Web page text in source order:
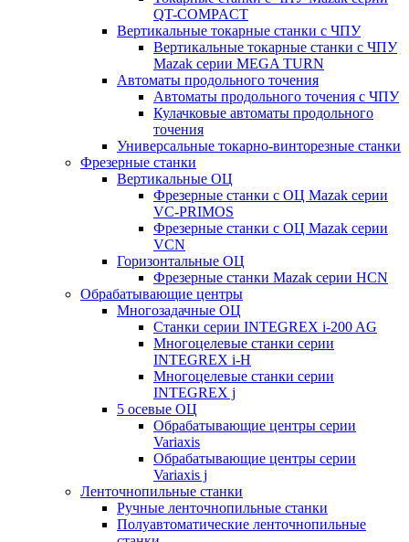
QT-COMPACT
Вертикальные токарные станки с ЧПУ
Вертикальные токарные станки с ЧПУ
Mazak серии MEGA TURN
Автоматы продольного точения
Автоматы продольного точения с ЧПУ
Кулачковые автоматы продольного
точения
Универсальные токарно-винторезные станки
Фрезерные станки
Вертикальные ОЦ
Фрезерные станки с ОЦ Mazak серии
VC-PRIMOS
Фрезерные станки с ОЦ Mazak серии
VCN
Горизонтальные ОЦ
Фрезерные станки Mazak серии HCN
Обрабатывающие центры
Многозадачные ОЦ
Cтанки серии INTEGREX i-200 AG
Многоцелевые станки серии
INTEGREX i-H
Многоцелевые станки серии
INTEGREX j
5 осевые ОЦ
Обрабатывающие центры серии
Variaxis
Обрабатывающие центры серии
Variaxis j
Ленточнопильные станки
Ручные ленточнопильные станки
Полуавтоматические ленточнопильные